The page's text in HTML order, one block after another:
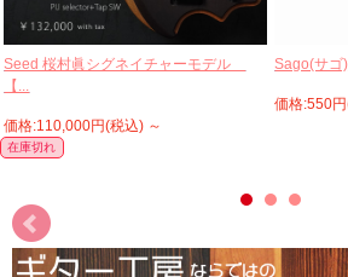
Seed 桜村眞シグネイチャーモデル
【...
価格:110,000円(税込) ～
在庫切れ
Sago(サゴ
価格:550